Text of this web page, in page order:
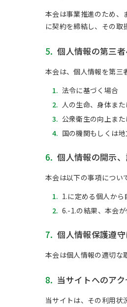
本会は事業推進のため、
に契約を締結し、その取
5. 個人情報の第三
本会は、個人情報を第三
1. 法令に基づく場合
2. 人の生命、身体ま
3. 公衆衛生の向上ま
4. 国の機関もしくは
6. 個人情報の開示
本会は以下の事項につい
1. 1.に定める個人か
2. 6.-1.の結果、本会
7. 個人情報保護遵
本会は個人情報の適切な
8. 当サイトへのア
当サイトは、その利用